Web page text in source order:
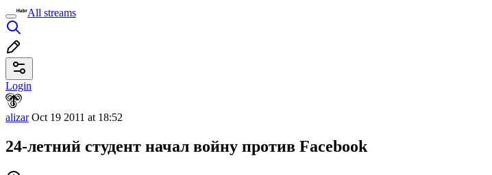
All streams
Login
alizarOct 19 2011 at 18:52
24-летний студент начал войну против Facebook